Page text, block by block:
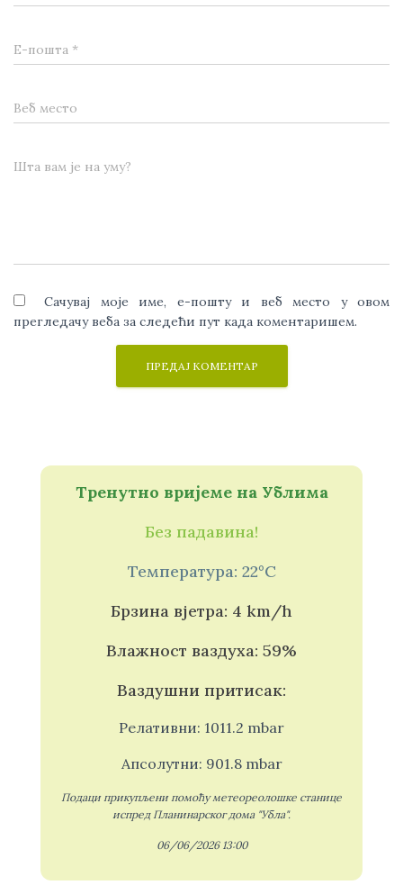
Е-пошта *
Веб место
Шта вам је на уму?
Сачувај моје име, е-пошту и веб место у овом
прегледачу веба за следећи пут када коментаришем.
Тренутно вријеме на Ублима
Без падавина!
Температура: 22°C
Брзина вјетра: 4 km/h
Влажност ваздуха: 59%
Ваздушни притисак:
Релативни: 1011.2 mbar
Апсолутни: 901.8 mbar
Подаци прикупљени помоћу метеореолошке станице
испред Планинарског дома "Убла".
06/06/2026 13:00